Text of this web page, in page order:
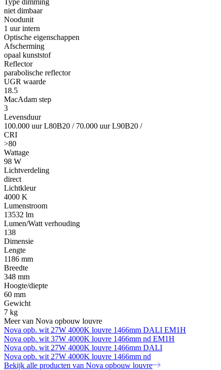
niet dimbaar
Noodunit
1 uur intern
Optische eigenschappen
Afscherming
opaal kunststof
Reflector
parabolische reflector
UGR waarde
18.5
MacAdam step
3
Levensduur
100.000 uur L80B20 /70.000 uur L90B20 /
CRI
>80
Wattage
98 W
Lichtverdeling
direct
Lichtkleur
4000 K
Lumenstroom
13532 lm
Lumen/Watt verhouding
138
Dimensie
Lengte
1186 mm
Breedte
348 mm
Hoogte/diepte
60 mm
Gewicht
7 kg
Meer van Nova opbouw louvre
Nova opb. wit 27W 4000K louvre 1466mm DALI EM1H
Nova opb. wit 37W 4000K louvre 1466mm nd EM1H
Nova opb. wit 27W 4000K louvre 1466mm DALI
Nova opb. wit 27W 4000K louvre 1466mm nd
Bekijk alle producten van Nova opbouw louvre